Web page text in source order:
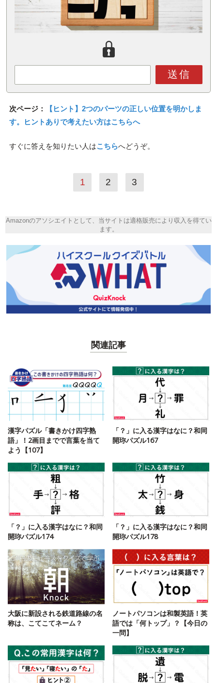
送信
次ページ：
【ヒント】2つのパーツの正しい位置を明かしま
す。ヒントありで考えたい方はこちらへ
すぐに答えを知りたい人はこちらへどうぞ。
1 2 3
Amazonのアソシエイトとして、当サイトは適格販売により収入を得てい
ます。
関連記事
漢字パズル「書きかけ四字熟
語」！2画目までで言葉を当て
よう【107】
「？」に入る漢字はなに？和同
開珎パズル167
「？」に入る漢字はなに？和同
開珎パズル174
「？」に入る漢字はなに？和同
開珎パズル178
大阪に新設される鉄道路線の名
称は、こてこてネーム？
ノートパソコンは和製英語！英
語では「何トップ」？【今日の
一問】